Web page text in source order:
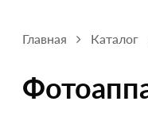
Главная Каталог